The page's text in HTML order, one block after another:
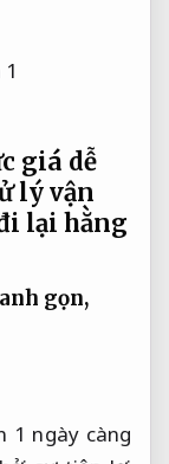
giá dễ
lý vận
lại hằng
gọn,
1 ngày càng